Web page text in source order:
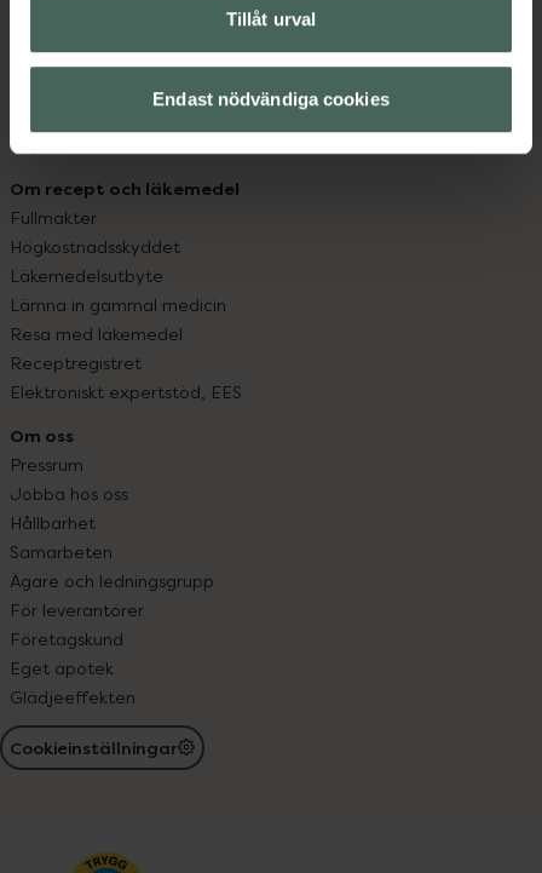
Tillåt urval
Endast nödvändiga cookies
Leverans, betalning och retur
Kundklubb
Köpvillkor
Om recept och läkemedel
Fullmakter
Högkostnadsskyddet
Läkemedelsutbyte
Lämna in gammal medicin
Resa med läkemedel
Receptregistret
Elektroniskt expertstöd, EES
Om oss
Pressrum
Jobba hos oss
Hållbarhet
Samarbeten
Ägare och ledningsgrupp
För leverantörer
Företagskund
Eget apotek
Glädjeeffekten
Cookieinställningar